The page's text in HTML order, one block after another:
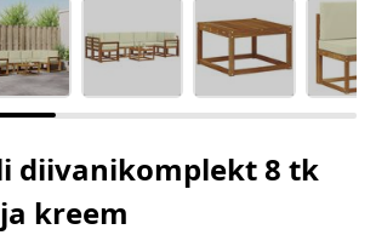
diivanikomplekt 8 tk
kreem